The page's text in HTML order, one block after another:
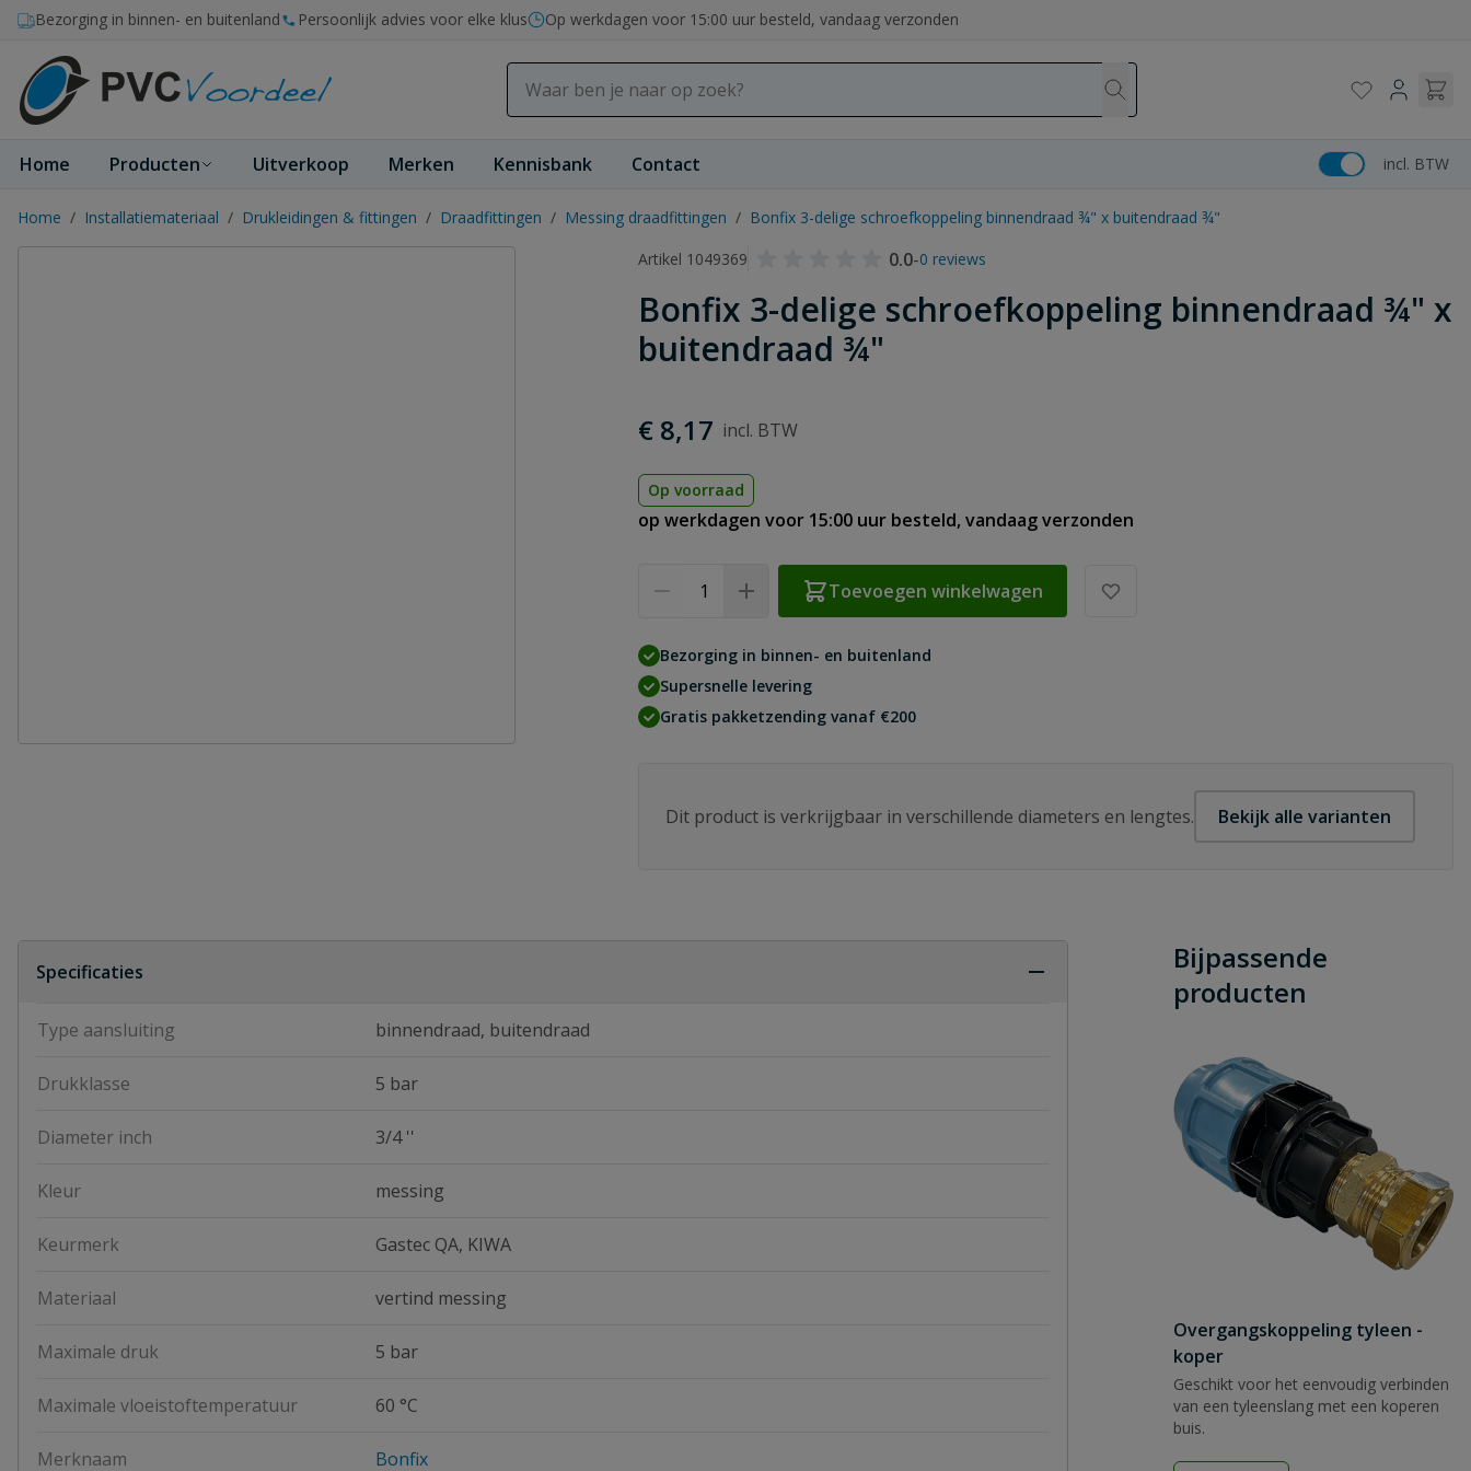
Ga naar de inhoud
Bezorging in binnen- en buitenland Persoonlijk advies voor elke klus Op werkdagen voor 15:00 uur besteld, vandaag verzonden
Home Producten Uitverkoop Merken Kennisbank Contact incl. BTW
Home / Installatiemateriaal / Drukleidingen & fittingen / Draadfittingen / Messing draadfittingen / Bonfix 3-delige schroefkoppeling binnendraad ¾" x buitendraad ¾"
Artikel 1049369
0.0-0 reviews
Bonfix 3-delige schroefkoppeling binnendraad ¾" x
buitendraad ¾"
€ 8,17
Op voorraad
op werkdagen voor 15:00 uur besteld, vandaag verzonden
Toevoegen winkelwagen
Bezorging in binnen- en buitenland
Supersnelle levering
Gratis pakketzending vanaf €200
Dit product is verkrijgbaar in verschillende diameters en lengtes. Bekijk alle varianten
Specificaties
Type aansluiting binnendraad, buitendraad
Drukklasse 5 bar
Diameter inch 3/4 ''
Kleur messing
Keurmerk Gastec QA, KIWA
Materiaal vertind messing
Maximale druk 5 bar
Maximale vloeistoftemperatuur 60 °C
Merknaam Bonfix
Bijpassende
producten
Overgangskoppeling tyleen -
koper
Geschikt voor het eenvoudig verbinden
van een tyleenslang met een koperen
buis.